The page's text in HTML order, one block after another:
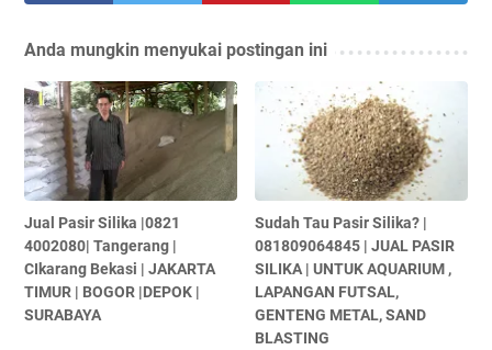
Anda mungkin menyukai postingan ini
Jual Pasir Silika |0821
4002080| Tangerang |
CIkarang Bekasi | JAKARTA
TIMUR | BOGOR |DEPOK |
SURABAYA
Sudah Tau Pasir Silika? |
081809064845 | JUAL PASIR
SILIKA | UNTUK AQUARIUM ,
LAPANGAN FUTSAL,
GENTENG METAL, SAND
BLASTING